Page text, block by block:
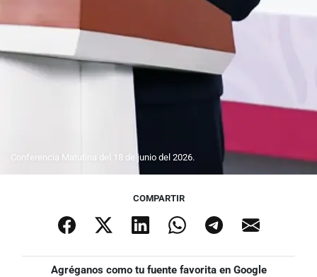
Conferencia Matutina del 18 de junio del 2026.
COMPARTIR
Agréganos como tu fuente favorita en Google